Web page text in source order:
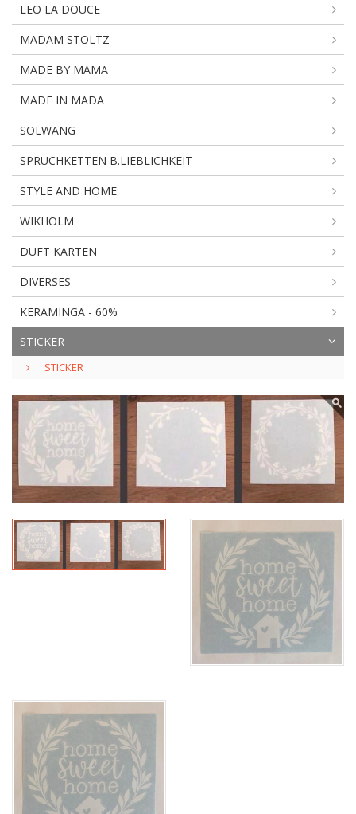
LEO LA DOUCE
MADAM STOLTZ
MADE BY MAMA
MADE IN MADA
SOLWANG
SPRUCHKETTEN B.LIEBLICHKEIT
STYLE AND HOME
WIKHOLM
DUFT KARTEN
DIVERSES
KERAMINGA - 60%
STICKER
STICKER